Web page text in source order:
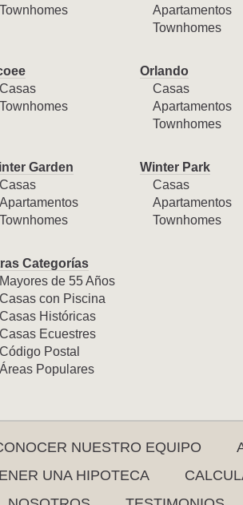
Townhomes
Apartamentos
Townhomes
Casas
Townhomes
Orlando
Casas
Apartamentos
Townhomes
Garden
Casas
Apartamentos
Townhomes
Winter Park
Casas
Apartamentos
Townhomes
Categorías
Mayores de 55 Años
Casas con Piscina
Casas Históricas
Casas Ecuestres
Código Postal
Áreas Populares
NUESTRO EQUIPO
UNA HIPOTECA